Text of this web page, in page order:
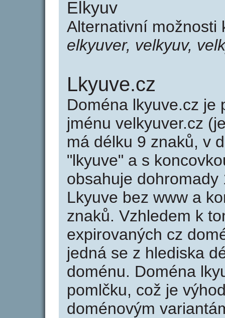
Elkyuv
Alternativní
elkyuver, velkyuv,
Lkyuve.cz
Doména lkyuve.cz je
jménu velkyuver.cz
má délku 9 znaků, v
"lkyuve" a s
obsahuje
Lkyuve bez www a
znaků. Vzhledem k
expirovaných cz
jedná se z hlediska
doménu. Doména
pomlčku, což je
doménovým